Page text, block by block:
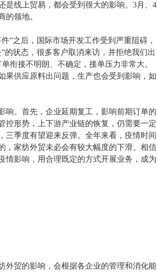
线上贸易，都会受到很大的影响。3月、4
的领地。
之后，国际市场开发工作受到严重阻碍，
的状态，很多客户取消来访，并拒绝我们出
衔接不明朗、不确定，接单压力非常大。
果供应原料出问题，生产也会受到影响，如
。首先，企业延期复工，影响前期订单的
控形势，上下游产业链的恢复，仍需要一定
三季度有望迎来反弹。全年来看，疫情时间
，家纺外贸未必会有较大幅度的下滑。相信
情影响，用合理既定的方式开展业务，成为
贸的影响，会根据各企业的管理和消化能